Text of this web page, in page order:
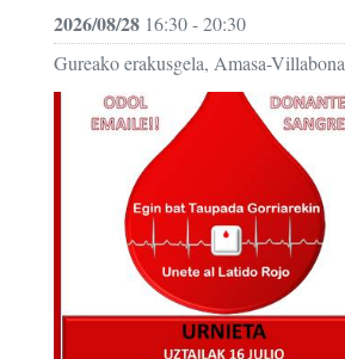
2026/08/28 16:30 - 20:30
Gureako erakusgela, Amasa-Villabona